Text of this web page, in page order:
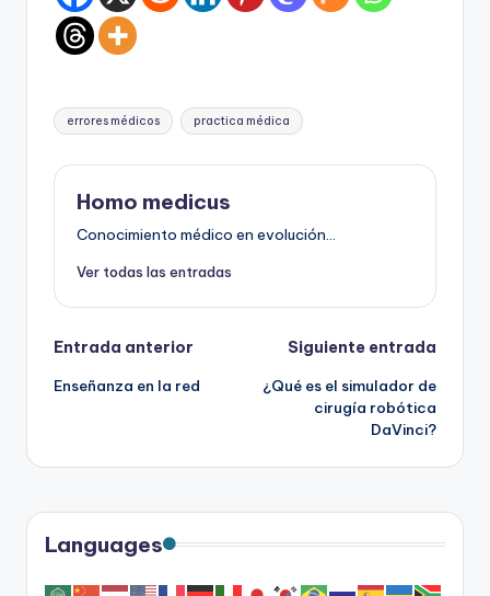
Etiquetas:
errores médicos practica médica
Homo medicus
Conocimiento médico en evolución...
Ver todas las entradas
Navegación
de
Entrada anterior
Enseñanza en la red
Siguiente entrada
¿Qué es el simulador de
cirugía robótica
DaVinci?
Languages